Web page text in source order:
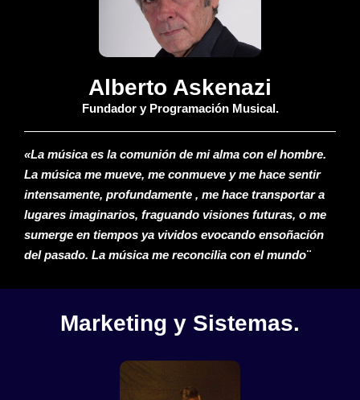
Alberto Askenazi
Fundador y Programación Musical.
«La música es la comunión de mi alma con el hombre.
La música me mueve, me conmueve y me hace sentir
intensamente, profundamente , me hace transportar a
lugares imaginarios, fraguando visiones futuras, o me
sumerge en tiempos ya vividos evocando ensoñación
del pasado. La música me reconcilia con el mundo¨
Marketing y Sistemas.